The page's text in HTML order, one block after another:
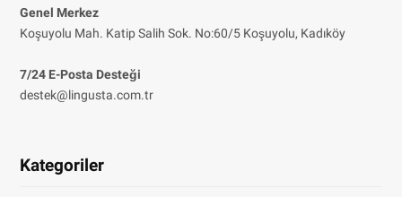
Genel Merkez
Koşuyolu Mah. Katip Salih Sok. No:60/5 Koşuyolu, Kadıköy
7/24 E-Posta Desteği
destek@lingusta.com.tr
Kategoriler